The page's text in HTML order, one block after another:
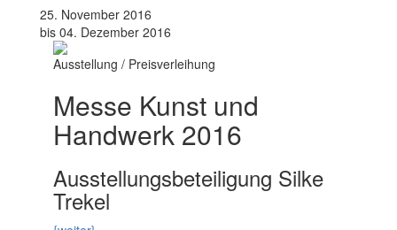
25. November 2016
bis 04. Dezember 2016
Ausstellung / Preisverleihung
Messe Kunst und
Handwerk 2016
Ausstellungsbeteiligung Silke
Trekel